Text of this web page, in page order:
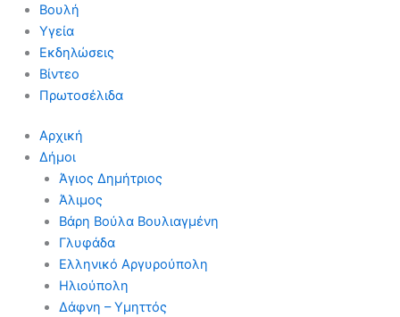
Βουλή
Υγεία
Εκδηλώσεις
Βίντεο
Πρωτοσέλιδα
Αρχική
Δήμοι
Άγιος Δημήτριος
Άλιμος
Βάρη Βούλα Βουλιαγμένη
Γλυφάδα
Ελληνικό Αργυρούπολη
Ηλιούπολη
Δάφνη – Υμηττός